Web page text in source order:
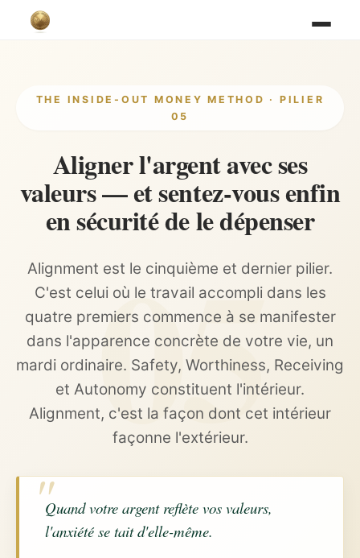
THE INSIDE-OUT MONEY METHOD · PILIER
05
Aligner l'argent avec ses
valeurs — et sentez-vous enfin
en sécurité de le dépenser
Alignment est le cinquième et dernier pilier.
C'est celui où le travail accompli dans les
quatre premiers commence à se manifester
dans l'apparence concrète de votre vie, un
mardi ordinaire. Safety, Worthiness, Receiving
et Autonomy constituent l'intérieur.
Alignment, c'est la façon dont cet intérieur
façonne l'extérieur.
Quand votre argent reflète vos valeurs,
l'anxiété se tait d'elle-même.